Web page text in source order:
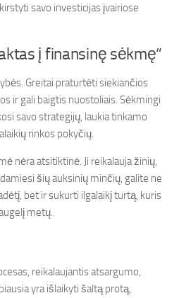
savo investicijas įvairiose
į finansinę sėkmę“
Greitai praturtėti siekiančios
ir gali baigtis nuostoliais. Sėkmingi
savo strategijų, laukia tinkamo
rinkos pokyčių.
nėra atsitiktinė. Ji reikalauja žinių,
šių auksinių minčių, galite ne
bet ir sukurti ilgalaikį turtą, kuris
metų.
reikalaujantis atsargumo,
yra išlaikyti šaltą protą,